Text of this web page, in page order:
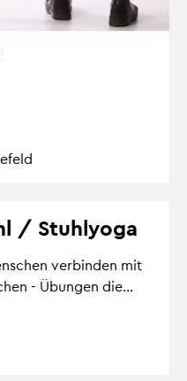
/ Stuh­lyo­ga
ver­bin­den mit
- Übun­gen die...